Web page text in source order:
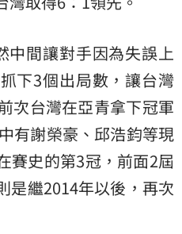
中間讓對手因為失誤上
下3個出局數，讓台灣
次台灣在亞青拿下冠軍
有謝榮豪、邱浩鈞等現
賽史的第3冠，前面2屆
是繼2014年以後，再次